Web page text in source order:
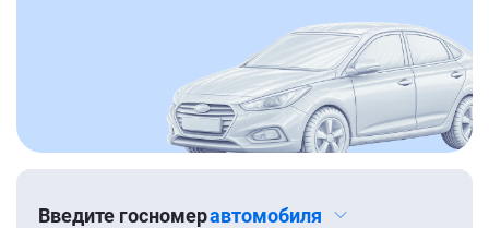
Введите госномеравтомобиля